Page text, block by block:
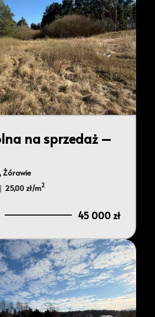
na sprzedaż –
Żórawie
25,00 zł/m2
45 000 zł
Dodaj do